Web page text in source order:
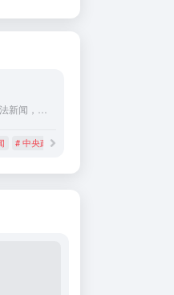
# 中央政法委